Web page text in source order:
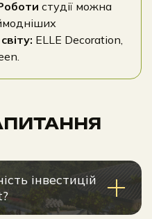
студії можна
ELLE Decoration,
інвестицій